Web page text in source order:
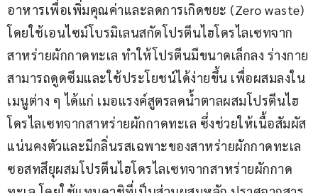
อาหารเพื่อเพิ่มคุณค่าและลดการเกิดขยะ (Zero waste)
โดยใช้เอนไซม์โบรมิเลนสกัดโปรตีนไฮโดรไลเซทจาก
สาหร่ายผักกาดทะเล ทำให้โปรตีนมีขนาดเล็กลง ร่างกาย
สามารถดูดซึมและใช้ประโยชน์ได้ง่ายขึ้น เพื่อผสมลงใน
เมนูต่าง ๆ ได้แก่ เมอแรงค์สูตรลดน้ำตาลผสมโปรตีนไฮ
โดรไลเซทจากสาหร่ายผักกาดทะเล ซึ่งช่วยให้เนื้อสัมผัส
แน่นคงตัวและมีกลิ่นรสเฉพาะของสาหร่ายผักกาดทะเล
ซอสทสึยุผสมโปรตีนไฮโดรไลเซทจากสาหร่ายผักกาด